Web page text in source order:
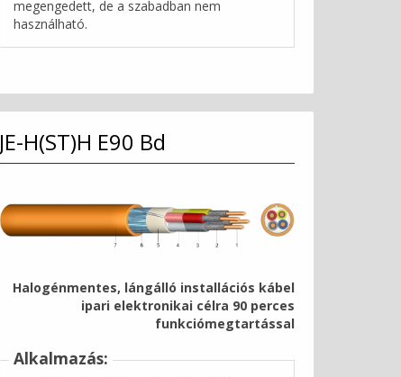
megengedett, de a szabadban nem
használható.
JE-H(ST)H E90 Bd
Halogénmentes, lángálló installációs kábel
ipari elektronikai célra 90 perces
funkciómegtartással
Alkalmazás: